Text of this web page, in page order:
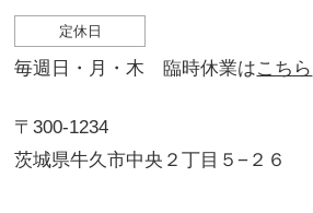
定休日
毎週日・月・木 臨時休業はこちら
〒300-1234
茨城県牛久市中央２丁目５−２６